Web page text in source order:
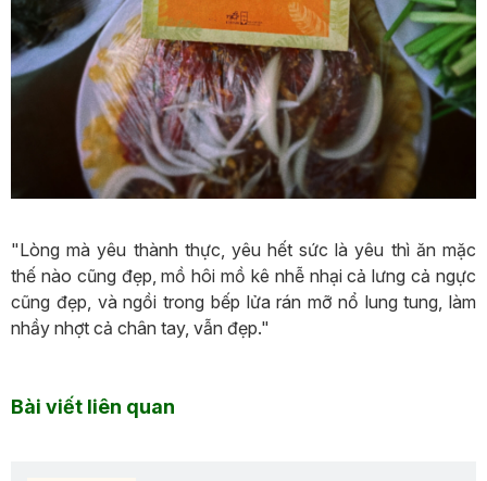
"Lòng mà yêu thành thực, yêu hết sức là yêu thì ăn mặc
thế nào cũng đẹp, mồ hôi mồ kê nhễ nhại cả lưng cả ngực
cũng đẹp, và ngồi trong bếp lửa rán mỡ nổ lung tung, làm
nhầy nhợt cả chân tay, vẫn đẹp."
Bài viết liên quan